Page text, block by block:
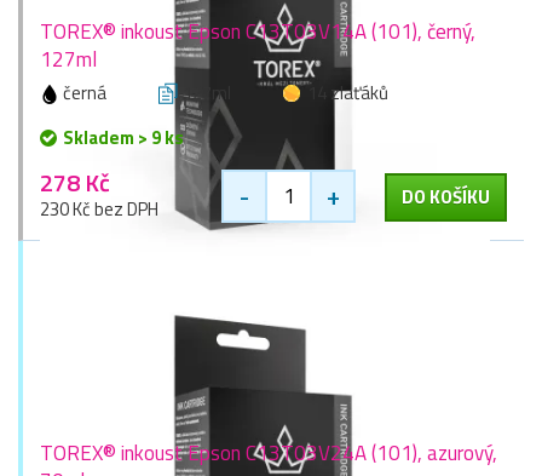
TOREX® inkoust Epson C13T03V14A (101), černý,
127ml
černá 127ml
14 zlaťáků
Skladem > 9 ks
278 Kč
230 Kč bez DPH - + DO KOŠÍKU
TOREX® inkoust Epson C13T03V24A (101), azurový,